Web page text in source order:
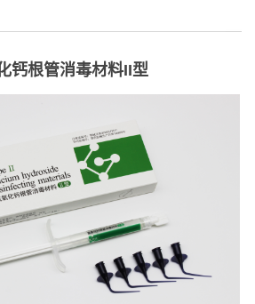
钙根管消毒材料II型